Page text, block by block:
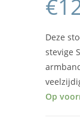
€
Deze
stevige
Op